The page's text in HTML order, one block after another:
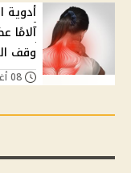
أدوية
آلامًا
وقف